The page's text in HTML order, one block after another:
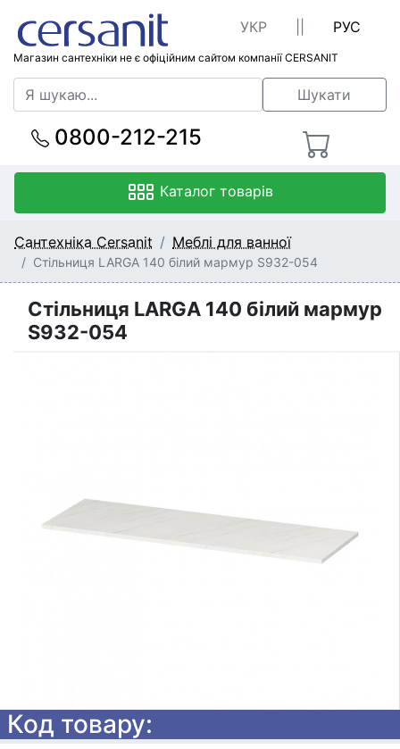
Магазин сантехніки не є офіційним сайтом компанії CERSANIT
УКР РУС
Шукати
0800-212-215
Каталог товарів
Сантехніка Cersanit Меблі для ванної
Стільниця LARGA 140 білий мармур S932-054
Стільниця LARGA 140 білий мармур
S932-054
Код товару: